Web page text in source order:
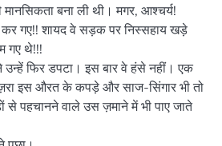
मानसिकता बना ली थी। मगर, आश्चर्य!
कर गए!! शायद वे सड़क पर निस्सहाय खड़े
गए थे!!!
उन्हें फिर डपटा। इस बार वे हंसे नहीं। एक
ज़रा इस औरत के कपड़े और साज-सिंगार भी तो
से पहचानने वाले उस ज़माने में भी पाए जाते